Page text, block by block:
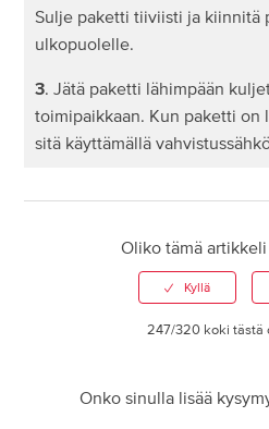
Sulje paketti tiiviisti ja kiinnitä
ulkopuolelle.
3. Jätä paketti lähimpään
toimipaikkaan. Kun paketti on
sitä käyttämällä
Oliko tämä
247/320 koki tästä
Onko sinulla lisää